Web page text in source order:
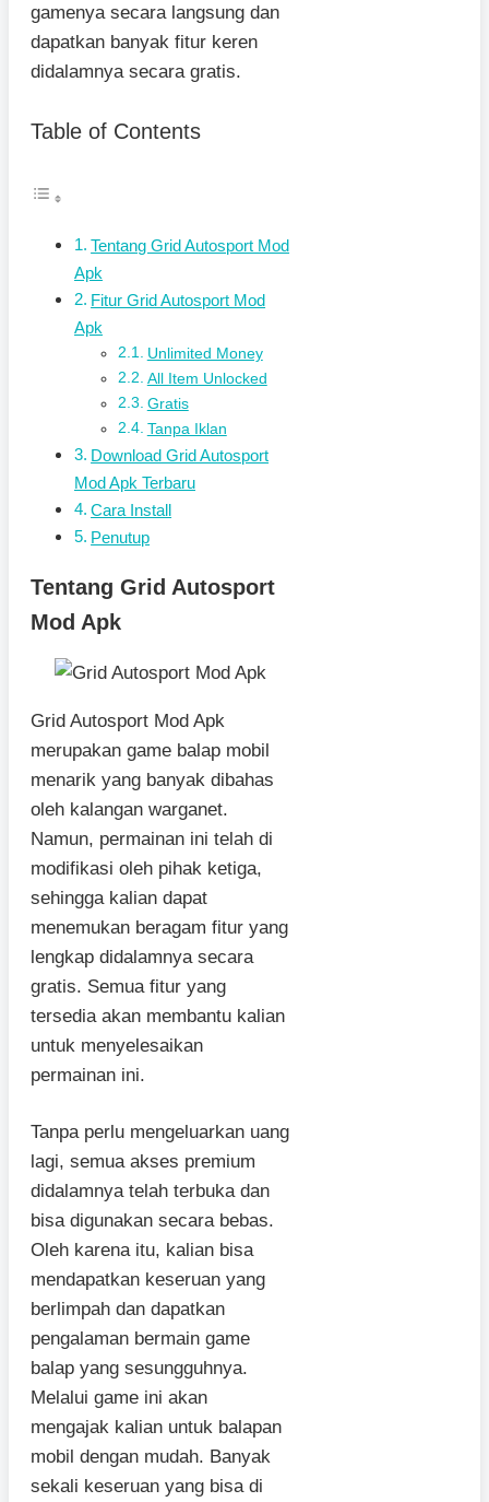
gamenya secara langsung dan
dapatkan banyak fitur keren
didalamnya secara gratis.
Table of Contents
Tentang Grid Autosport Mod
Apk
Fitur Grid Autosport Mod
Apk
Unlimited Money
All Item Unlocked
Gratis
Tanpa Iklan
Download Grid Autosport
Mod Apk Terbaru
Cara Install
Penutup
Tentang Grid Autosport
Mod Apk
Grid Autosport Mod Apk
merupakan game balap mobil
menarik yang banyak dibahas
oleh kalangan warganet.
Namun, permainan ini telah di
modifikasi oleh pihak ketiga,
sehingga kalian dapat
menemukan beragam fitur yang
lengkap didalamnya secara
gratis. Semua fitur yang
tersedia akan membantu kalian
untuk menyelesaikan
permainan ini.
Tanpa perlu mengeluarkan uang
lagi, semua akses premium
didalamnya telah terbuka dan
bisa digunakan secara bebas.
Oleh karena itu, kalian bisa
mendapatkan keseruan yang
berlimpah dan dapatkan
pengalaman bermain game
balap yang sesungguhnya.
Melalui game ini akan
mengajak kalian untuk balapan
mobil dengan mudah. Banyak
sekali keseruan yang bisa di